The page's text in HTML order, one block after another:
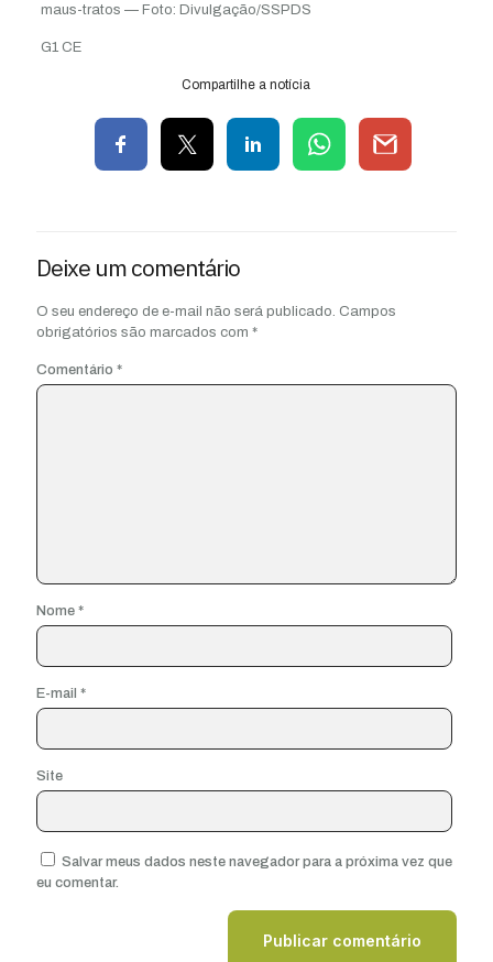
maus-tratos — Foto: Divulgação/SSPDS
G1 CE
Compartilhe a notícia
Deixe um comentário
O seu endereço de e-mail não será publicado. Campos
obrigatórios são marcados com *
Comentário *
Nome *
E-mail *
Site
Salvar meus dados neste navegador para a próxima vez que
eu comentar.